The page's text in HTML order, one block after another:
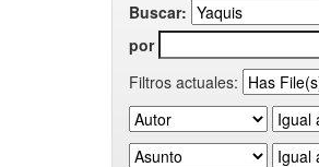
Buscar:
por
Filtros actuales: